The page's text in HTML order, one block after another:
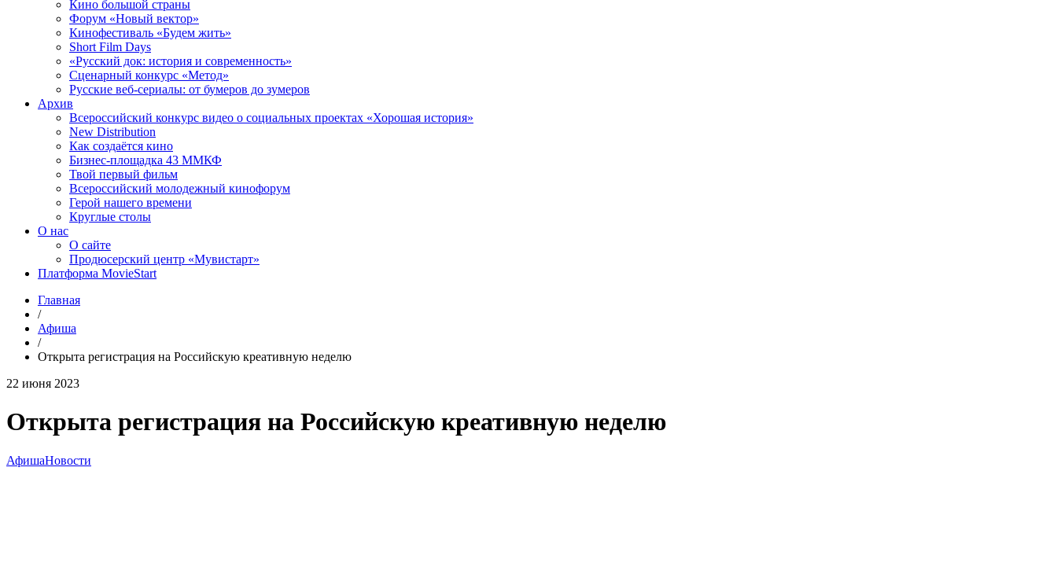
Кино большой страны
Форум «Новый вектор»
Кинофестиваль «Будем жить»
Short Film Days
«Русский док: история и современность»
Сценарный конкурс «Метод»
Русские веб-сериалы: от бумеров до зумеров
Архив
Всероссийский конкурс видео о социальных проектах «Хорошая история»
New Distribution
Как создаётся кино
Бизнес-площадка 43 ММКФ
Твой первый фильм
Всероссийский молодежный кинофорум
Герой нашего времени
Круглые столы
О нас
О сайте
Продюсерский центр «Мувистарт»
Платформа MovieStart
Главная
/
Афиша
/
Открыта регистрация на Российскую креативную неделю
22 июня 2023
Открыта регистрация на Российскую креативную неделю
АфишаНовости